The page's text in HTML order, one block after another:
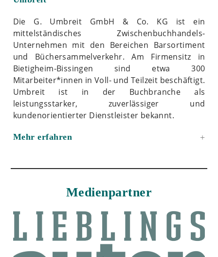
Die G. Umbreit GmbH & Co. KG ist ein
mittelständisches Zwischenbuchhandels-
Unternehmen mit den Bereichen Barsortiment
und Büchersammelverkehr. Am Firmensitz in
Bietigheim-Bissingen sind etwa 300
Mitarbeiter*innen in Voll- und Teilzeit beschäftigt.
Umbreit ist in der Buchbranche als
leistungsstarker, zuverlässiger und
kundenorientierter Dienstleister bekannt.
Mehr erfahren
Medienpartner